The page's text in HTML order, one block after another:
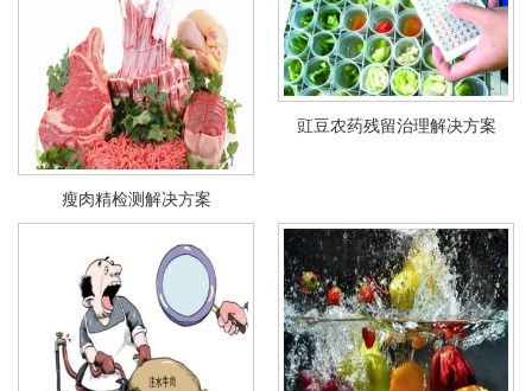
瘦肉精检测解决方案
豇豆农药残留治理解决方案